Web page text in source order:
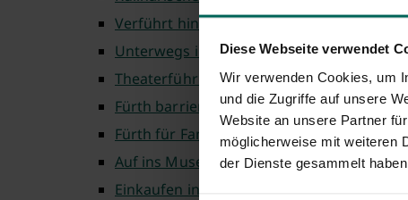
Diese Webseite verwendet
Wir verwenden Cookies, um
und die Zugriffe auf unsere
Website an unsere Partner
möglicherweise mit weiteren
der Dienste gesammelt
Verführt hinter die Kulissen
Unterwegs in Fürth
Theaterführungen
Fürth barrierefrei
Fürth für Familien
Auf ins Museum
Einkaufen in Fürth